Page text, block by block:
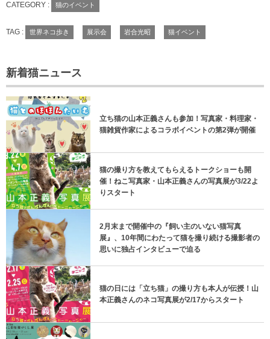
CATEGORY : 猫のイベント
TAG : 世界ネコ歩き 展示会 岩合光昭 猫イベント
新着猫ニュース
立ち猫の山本正義さんも参加！写真家・料理家・
猫雑貨作家によるコラボイベントの第2弾が開催
猫の撮り方を教えてもらえるトークショーも開
催！ねこ写真家・山本正義さんの写真展が3/22よ
りスタート
2月末まで開催中の『飼い主のいない猫写真
展』、10年間にわたって猫を撮り続ける撮影者の
思いに独占インタビューで迫る
猫の日には「立ち猫」の撮り方も本人が伝授！山
本正義さんのネコ写真展が2/17からスタート